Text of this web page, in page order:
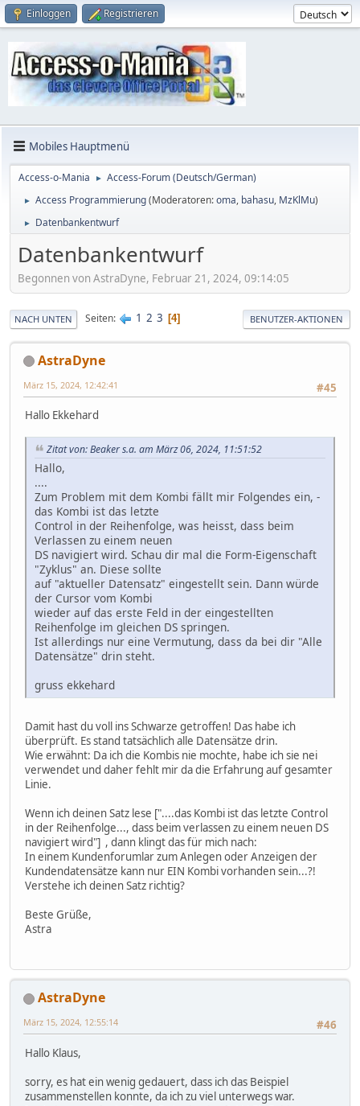
Einloggen Registrieren
Mobiles Hauptmenü
Access-o-Mania ► Access-Forum (Deutsch/German)
► Access Programmierung(Moderatoren:oma, bahasu, MzKlMu)
► Datenbankentwurf
Datenbankentwurf
Begonnen von AstraDyne, Februar 21, 2024, 09:14:05
NACH UNTEN Seiten 1 2 3 4 BENUTZER-AKTIONEN
AstraDyne
#45
März 15, 2024, 12:42:41
Hallo Ekkehard
Zitat von: Beaker s.a. am März 06, 2024, 11:51:52
Hallo,
....
Zum Problem mit dem Kombi fällt mir Folgendes ein, -
das Kombi ist das letzte
Control in der Reihenfolge, was heisst, dass beim
Verlassen zu einem neuen
DS navigiert wird. Schau dir mal die Form-Eigenschaft
"Zyklus" an. Diese sollte
auf "aktueller Datensatz" eingestellt sein. Dann würde
der Cursor vom Kombi
wieder auf das erste Feld in der eingestellten
Reihenfolge im gleichen DS springen.
Ist allerdings nur eine Vermutung, dass da bei dir "Alle
Datensätze" drin steht.
gruss ekkehard
Damit hast du voll ins Schwarze getroffen! Das habe ich
überprüft. Es stand tatsächlich alle Datensätze drin.
Wie erwähnt: Da ich die Kombis nie mochte, habe ich sie nei
verwendet und daher fehlt mir da die Erfahrung auf gesamter
Linie.
Wenn ich deinen Satz lese ["....das Kombi ist das letzte Control
in der Reihenfolge..., dass beim verlassen zu einem neuen DS
navigiert wird"] , dann klingt das für mich nach:
In einem Kundenforumlar zum Anlegen oder Anzeigen der
Kundendatensätze kann nur EIN Kombi vorhanden sein...?!
Verstehe ich deinen Satz richtig?
Beste Grüße,
Astra
AstraDyne
#46
März 15, 2024, 12:55:14
Hallo Klaus,
sorry, es hat ein wenig gedauert, dass ich das Beispiel
zusammenstellen konnte, da ich zu viel unterwegs war.